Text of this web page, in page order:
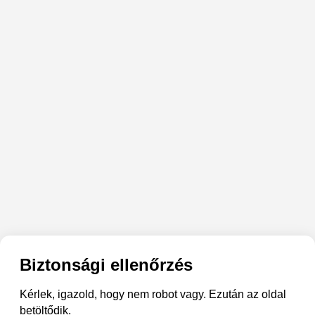
Biztonsági ellenőrzés
Kérlek, igazold, hogy nem robot vagy. Ezután az oldal
betöltődik.